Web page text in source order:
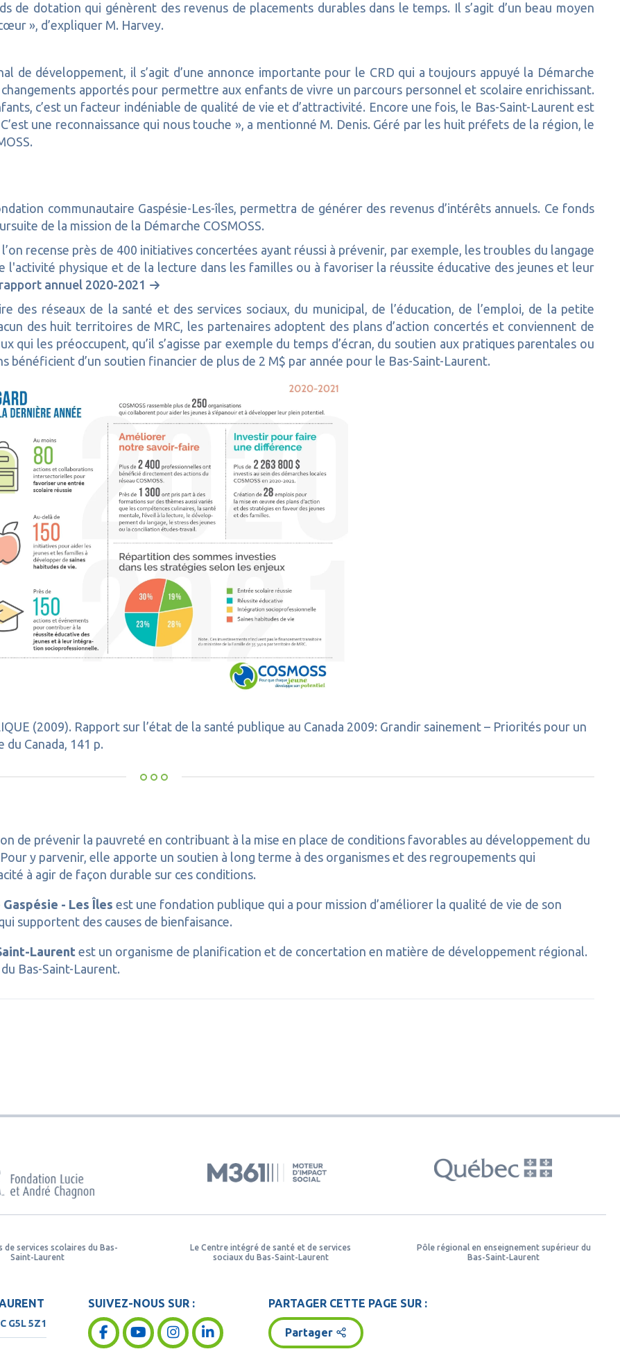
de dotation qui génèrent des revenus de placements durables dans le temps. Il s’agit d’un beau moyen
», d’expliquer M. Harvey.
de développement, il s’agit d’une annonce importante pour le CRD qui a toujours appuyé la Démarche
apportés pour permettre aux enfants de vivre un parcours personnel et scolaire enrichissant.
c’est un facteur indéniable de qualité de vie et d’attractivité. Encore une fois, le Bas-Saint-Laurent est
une reconnaissance qui nous touche », a mentionné M. Denis. Géré par les huit préfets de la région, le
communautaire Gaspésie-Les-îles, permettra de générer des revenus d’intérêts annuels. Ce fonds
de la mission de la Démarche COSMOSS.
recense près de 400 initiatives concertées ayant réussi à prévenir, par exemple, les troubles du langage
l'activité physique et de la lecture dans les familles ou à favoriser la réussite éducative des jeunes et leur
annuel 2020-2021
des réseaux de la santé et des services sociaux, du municipal, de l’éducation, de l’emploi, de la petite
des huit territoires de MRC, les partenaires adoptent des plans d’action concertés et conviennent de
les préoccupent, qu’il s’agisse par exemple du temps d’écran, du soutien aux pratiques parentales ou
bénéficient d’un soutien financier de plus de 2 M$ par année pour le Bas-Saint-Laurent.
(2009). Rapport sur l’état de la santé publique au Canada 2009: Grandir sainement – Priorités pour un
Canada, 141 p.
de prévenir la pauvreté en contribuant à la mise en place de conditions favorables au développement du
y parvenir, elle apporte un soutien à long terme à des organismes et des regroupements qui
à agir de façon durable sur ces conditions.
- Les Îles est une fondation publique qui a pour mission d’améliorer la qualité de vie de son
supportent des causes de bienfaisance.
Laurent est un organisme de planification et de concertation en matière de développement régional.
Bas-Saint-Laurent.
de services scolaires du Bas-
Saint-Laurent
Le Centre intégré de santé et de services
sociaux du Bas-Saint-Laurent
Pôle régional en enseignement supérieur du
Bas-Saint-Laurent
G5L 5Z1
SUIVEZ-NOUS SUR : PARTAGER CETTE PAGE SUR :
Partager